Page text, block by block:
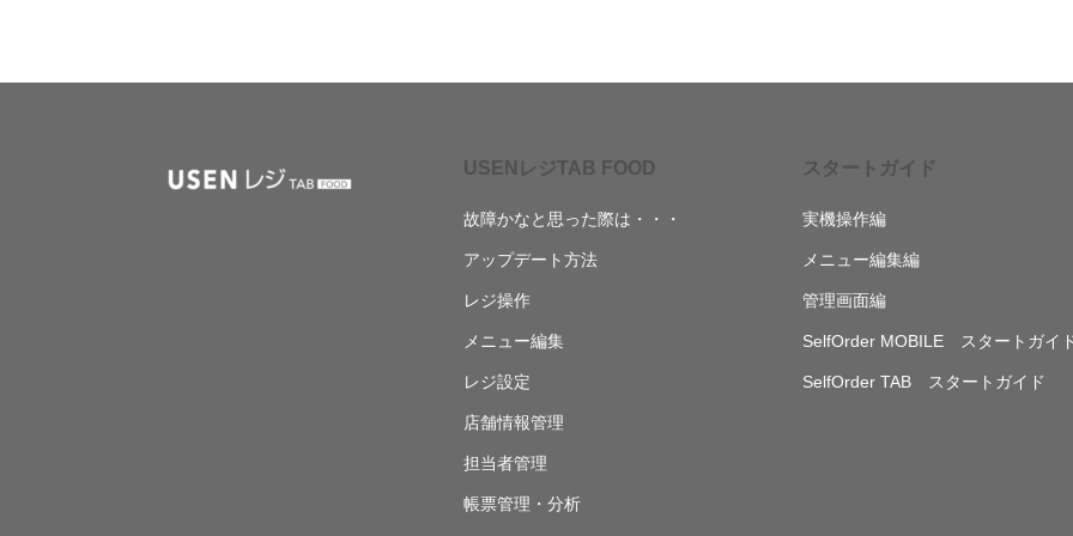
USENレジTAB FOOD
故障かなと思った際は・・・
アップデート方法
レジ操作
メニュー編集
レジ設定
店舗情報管理
担当者管理
帳票管理・分析
スタートガイド
実機操作編
メニュー編集編
管理画面編
SelfOrder MOBILE スタートガイ
SelfOrder TAB スタートガイド